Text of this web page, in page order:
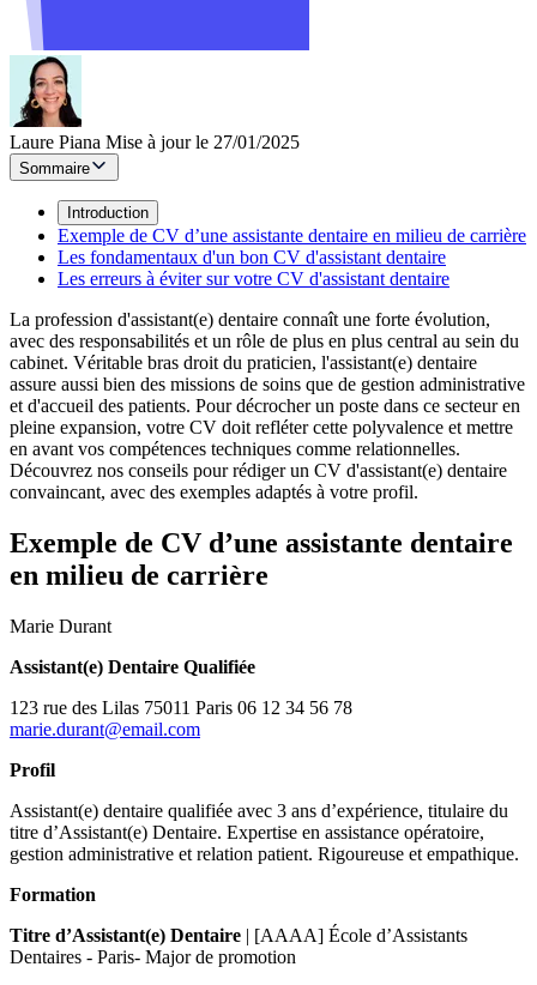
Laure Piana Mise à jour le 27/01/2025
Sommaire
Introduction
Exemple de CV d’une assistante dentaire en milieu de carrière
Les fondamentaux d'un bon CV d'assistant dentaire
Les erreurs à éviter sur votre CV d'assistant dentaire
La profession d'assistant(e) dentaire connaît une forte évolution,
avec des responsabilités et un rôle de plus en plus central au sein du
cabinet. Véritable bras droit du praticien, l'assistant(e) dentaire
assure aussi bien des missions de soins que de gestion administrative
et d'accueil des patients. Pour décrocher un poste dans ce secteur en
pleine expansion, votre CV doit refléter cette polyvalence et mettre
en avant vos compétences techniques comme relationnelles.
Découvrez nos conseils pour rédiger un CV d'assistant(e) dentaire
convaincant, avec des exemples adaptés à votre profil.
Exemple de CV d’une assistante dentaire
en milieu de carrière
Marie Durant
Assistant(e) Dentaire Qualifiée
123 rue des Lilas 75011 Paris 06 12 34 56 78
marie.durant@email.com
Profil
Assistant(e) dentaire qualifiée avec 3 ans d’expérience, titulaire du
titre d’Assistant(e) Dentaire. Expertise en assistance opératoire,
gestion administrative et relation patient. Rigoureuse et empathique.
Formation
Titre d’Assistant(e) Dentaire | [AAAA] École d’Assistants
Dentaires - Paris- Major de promotion